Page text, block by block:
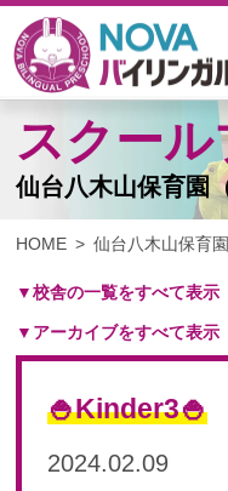
スクー
仙台八木山保育園
HOME 仙台八木山保育
▼校舎の一覧をすべて表示
札幌保育園（北海道）
仙台八木山保育園（宮城県
仙台富沢保育園（宮城県）
つくば西平塚保育園(茨城県)
▼アーカイブをすべて表示
2025年 03月(1)
🍚Kinder3🍚
2024.02.09